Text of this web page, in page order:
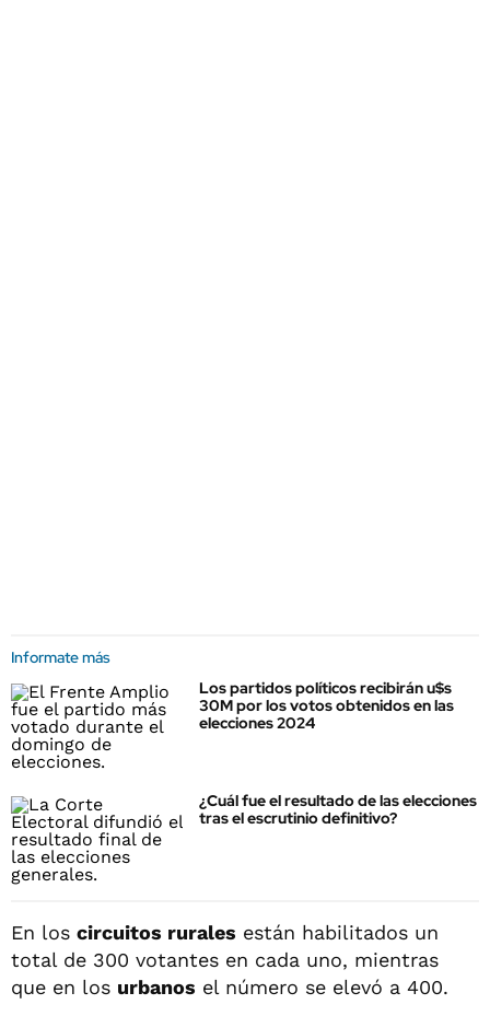
Informate más
Los partidos políticos recibirán u$s
30M por los votos obtenidos en las
elecciones 2024
¿Cuál fue el resultado de las elecciones
tras el escrutinio definitivo?
En los circuitos rurales están habilitados un
total de 300 votantes en cada uno, mientras
que en los urbanos el número se elevó a 400.